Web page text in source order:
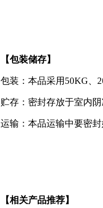
【包装储存】
包装：本品采用50KG、
贮存：密封存放于室内
运输：本品运输中要密
【相关产品推荐】